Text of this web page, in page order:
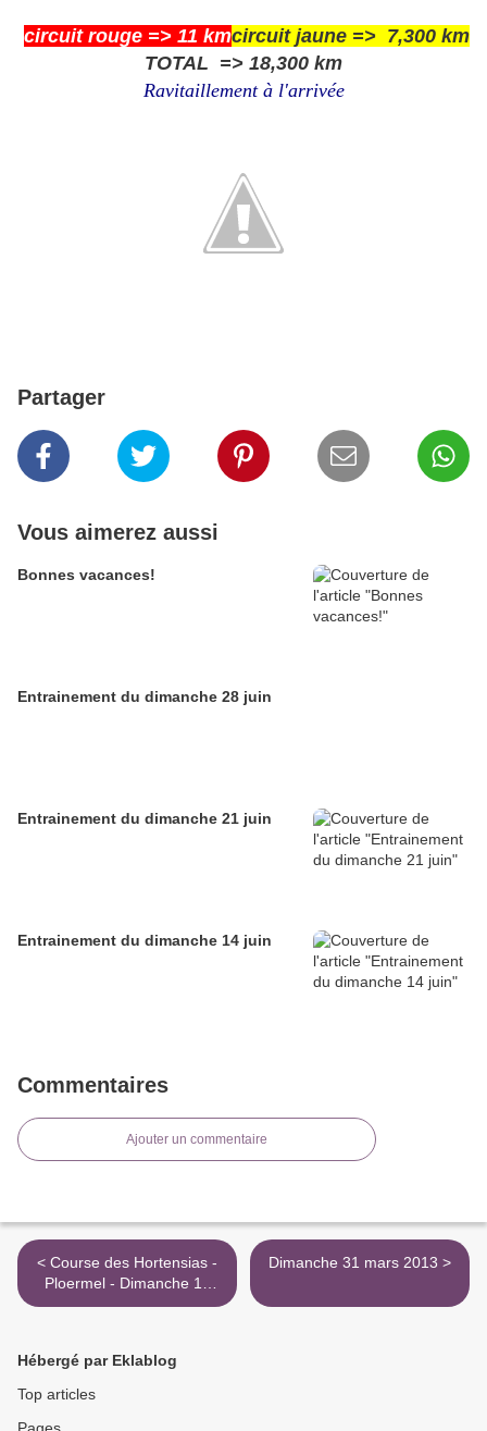
circuit rouge => 11 kmcircuit jaune => 7,300 km
TOTAL => 18,300 km
Ravitaillement à l'arrivée
Partager
Vous aimerez aussi
Bonnes vacances!
Entrainement du dimanche 28 juin
Entrainement du dimanche 21 juin
Entrainement du dimanche 14 juin
Commentaires
Ajouter un commentaire
< Course des Hortensias -
Ploermel - Dimanche 17
mars 2013
Dimanche 31 mars 2013 >
Hébergé par Eklablog
Top articles